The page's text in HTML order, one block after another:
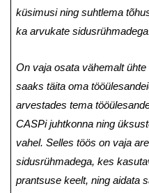
küsimusi ning suhtlema
ka arvukate
On vaja osata vähemalt
saaks täita oma
arvestades tema
CASPi juhtkonna ning
vahel. Selles töös on vaja
sidusrühmadega, kes
prantsuse keelt, ning aidata